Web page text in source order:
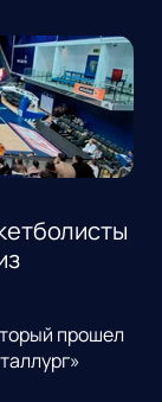
прошел